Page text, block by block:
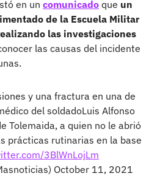
en un comunicado que un
de la Escuela Militar
las investigaciones
las causas del incidente
y una fractura en una de
del soldadoLuis Alfonso
Tolemaida, a quien no le abrió
prácticas rutinarias en la base
3BlWnLojLm
October 11, 2021